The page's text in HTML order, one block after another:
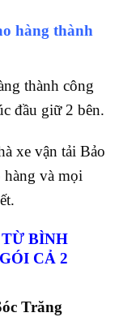
hàng thành
thành công
đầu giữ 2 bên.
xe vận tải Bảo
và mọi
BÌNH
CẢ 2
Trăng